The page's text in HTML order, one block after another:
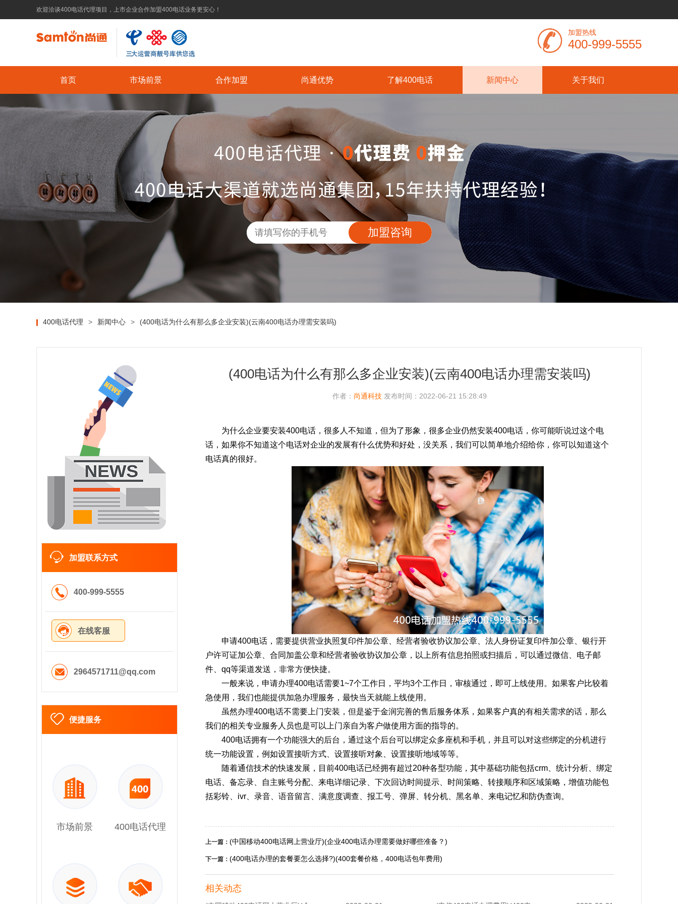
欢迎洽谈400电话代理项目，上市企业合作加盟400电话业务更安心！
加盟热线
400-999-5555
首页 市场前景 合作加盟 尚通优势 了解400电话 新闻中心 关于我们
加盟咨询
400电话代理 > 新闻中心 > (400电话为什么有那么多企业安装)(云南400电话办理需安装吗)
加盟联系方式
400-999-5555
在线客服
2964571711@qq.com
便捷服务
市场前景 400电话代理
(400电话为什么有那么多企业安装)(云南400电话办理需安装吗)
作者： 尚通科技 发布时间：2022-06-21 15:28:49
为什么企业要安装400电话，很多人不知道，但为了形象，很多企业仍然安装400电话，你可能听说过这个电
话，如果你不知道这个电话对企业的发展有什么优势和好处，没关系，我们可以简单地介绍给你，你可以知道这个
电话真的很好。
申请400电话，需要提供营业执照复印件加公章、经营者验收协议加公章、法人身份证复印件加公章、银行开
户许可证加公章、合同加盖公章和经营者验收协议加公章，以上所有信息拍照或扫描后，可以通过微信、电子邮
件、qq等渠道发送，非常方便快捷。
一般来说，申请办理400电话需要1~7个工作日，平均3个工作日，审核通过，即可上线使用。如果客户比较着
急使用，我们也能提供加急办理服务，最快当天就能上线使用。
虽然办理400电话不需要上门安装，但是鉴于金润完善的售后服务体系，如果客户真的有相关需求的话，那么
我们的相关专业服务人员也是可以上门亲自为客户做使用方面的指导的。
400电话拥有一个功能强大的后台，通过这个后台可以绑定众多座机和手机，并且可以对这些绑定的分机进行
统一功能设置，例如设置接听方式、设置接听对象、设置接听地域等等。
随着通信技术的快速发展，目前400电话已经拥有超过20种各型功能，其中基础功能包括crm、统计分析、绑定
电话、备忘录、自主账号分配、来电详细记录、下次回访时间提示、时间策略、转接顺序和区域策略，增值功能包
括彩铃、ivr、录音、语音留言、满意度调查、报工号、弹屏、转分机、黑名单、来电记忆和防伪查询。
上一篇： (中国移动400电话网上营业厅)(企业400电话办理需要做好哪些准备？)
下一篇： (400电话办理的套餐要怎么选择?)(400套餐价格，400电话包年费用)
相关动态